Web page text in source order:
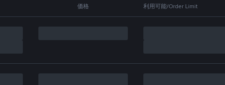
価格 利用可能/Order Limit